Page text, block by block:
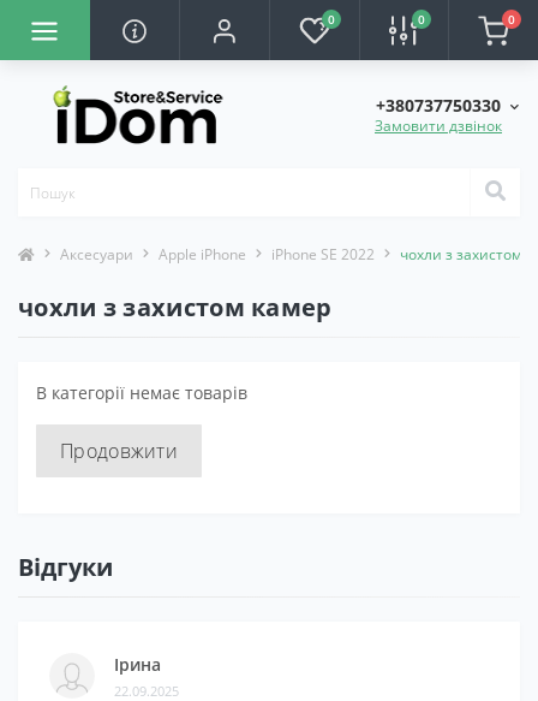
0 0 0
+380737750330
Замовити дзвінок
Аксесуари Apple iPhone iPhone SE 2022 чохли з захистом
чохли з захистом камер
В категорії немає товарів
Продовжити
Відгуки
Ірина
22.09.2025